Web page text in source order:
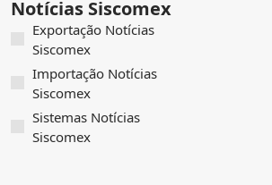
Notícias Siscomex
Exportação Notícias
Siscomex
Importação Notícias
Siscomex
Sistemas Notícias
Siscomex